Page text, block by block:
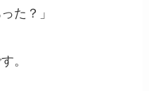
た？」
。